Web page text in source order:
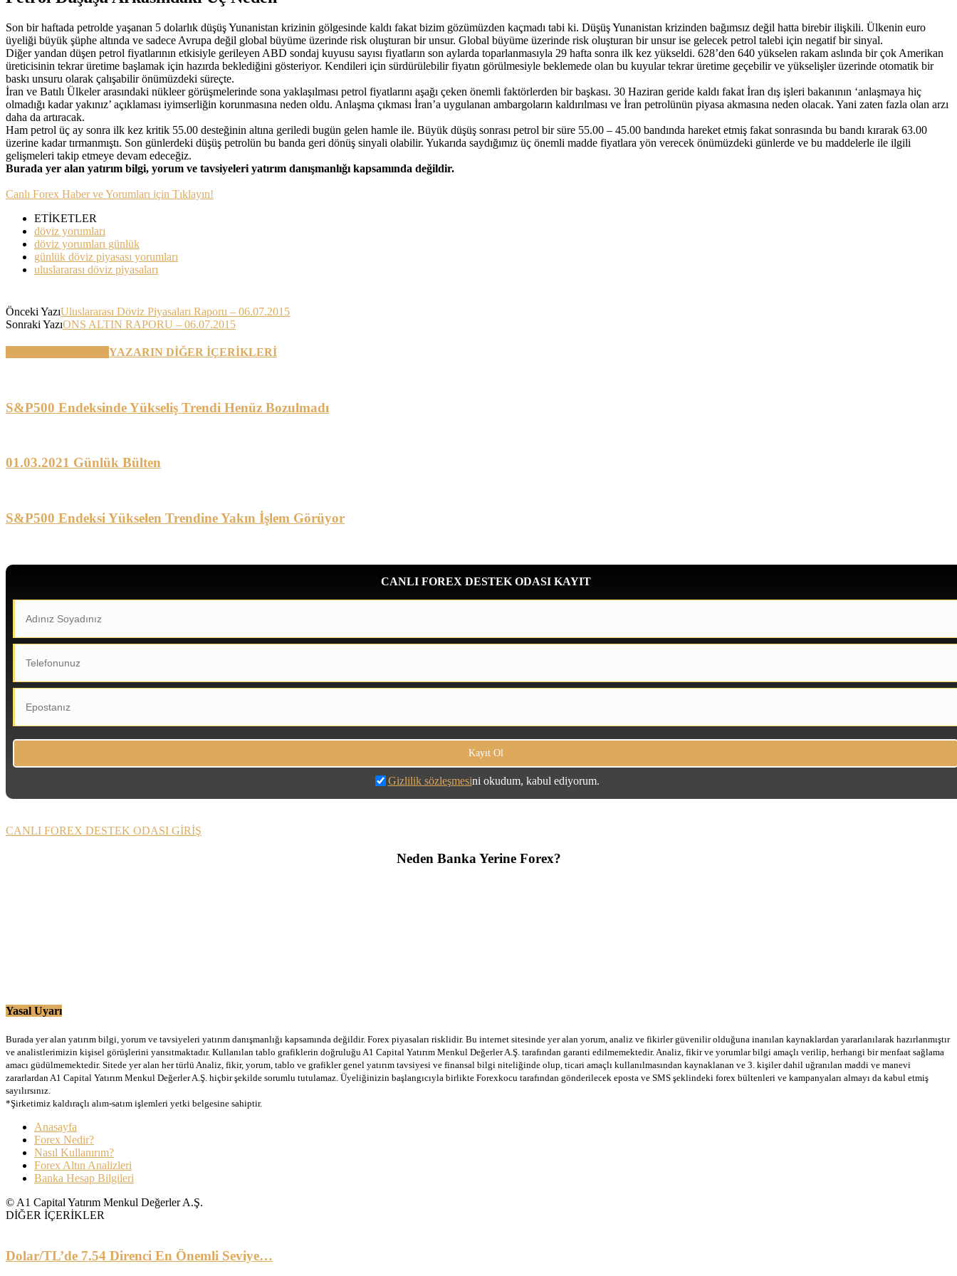
Son bir haftada petrolde yaşanan 5 dolarlık düşüş Yunanistan krizinin gölgesinde kaldı fakat bizim gözümüzden kaçmadı tabi ki. Düşüş Yunanistan krizinden bağımsız değil hatta birebir ilişkili. Ülkenin euro
üyeliği büyük şüphe altında ve sadece Avrupa değil global büyüme üzerinde risk oluşturan bir unsur. Global büyüme üzerinde risk oluşturan bir unsur ise gelecek petrol talebi için negatif bir sinyal.
Diğer yandan düşen petrol fiyatlarının etkisiyle gerileyen ABD sondaj kuyusu sayısı fiyatların son aylarda toparlanmasıyla 29 hafta sonra ilk kez yükseldi. 628’den 640 yükselen rakam aslında bir çok Amerikan
üreticisinin tekrar üretime başlamak için hazırda beklediğini gösteriyor. Kendileri için sürdürülebilir fiyatın görülmesiyle beklemede olan bu kuyular tekrar üretime geçebilir ve yükselişler üzerinde otomatik bir
baskı unsuru olarak çalışabilir önümüzdeki süreçte.
İran ve Batılı Ülkeler arasındaki nükleer görüşmelerinde sona yaklaşılması petrol fiyatlarını aşağı çeken önemli faktörlerden bir başkası. 30 Haziran geride kaldı fakat İran dış işleri bakanının ‘anlaşmaya hiç
olmadığı kadar yakınız’ açıklaması iyimserliğin korunmasına neden oldu. Anlaşma çıkması İran’a uygulanan ambargoların kaldırılması ve İran petrolünün piyasa akmasına neden olacak. Yani zaten fazla olan arzı
daha da artıracak.
Ham petrol üç ay sonra ilk kez kritik 55.00 desteğinin altına geriledi bugün gelen hamle ile. Büyük düşüş sonrası petrol bir süre 55.00 – 45.00 bandında hareket etmiş fakat sonrasında bu bandı kırarak 63.00
üzerine kadar tırmanmıştı. Son günlerdeki düşüş petrolün bu banda geri dönüş sinyali olabilir. Yukarıda saydığımız üç önemli madde fiyatlara yön verecek önümüzdeki günlerde ve bu maddelerle ile ilgili
gelişmeleri takip etmeye devam edeceğiz.
Burada yer alan yatırım bilgi, yorum ve tavsiyeleri yatırım danışmanlığı kapsamında değildir.
Canlı Forex Haber ve Yorumları için Tıklayın!
ETİKETLER
döviz yorumları
döviz yorumları günlük
günlük döviz piyasası yorumları
uluslararası döviz piyasaları
Önceki YazıUluslararası Döviz Piyasaları Raporu – 06.07.2015
Sonraki YazıONS ALTIN RAPORU – 06.07.2015
YAZARIN DİĞER İÇERİKLERİ
S&P500 Endeksinde Yükseliş Trendi Henüz Bozulmadı
01.03.2021 Günlük Bülten
S&P500 Endeksi Yükselen Trendine Yakın İşlem Görüyor
CANLI FOREX DESTEK ODASI KAYIT
Gizlilik sözleşmesini okudum, kabul ediyorum.
CANLI FOREX DESTEK ODASI GİRİŞ
Neden Banka Yerine Forex?
Yasal Uyarı
Burada yer alan yatırım bilgi, yorum ve tavsiyeleri yatırım danışmanlığı kapsamında değildir. Forex piyasaları risklidir. Bu internet sitesinde yer alan yorum, analiz ve fikirler güvenilir olduğuna inanılan kaynaklardan yararlanılarak hazırlanmıştır
ve analistlerimizin kişisel görüşlerini yansıtmaktadır. Kullanılan tablo grafiklerin doğruluğu A1 Capital Yatırım Menkul Değerler A.Ş. tarafından garanti edilmemektedir. Analiz, fikir ve yorumlar bilgi amaçlı verilip, herhangi bir menfaat sağlama
amacı güdülmemektedir. Sitede yer alan her türlü Analiz, fikir, yorum, tablo ve grafikler genel yatırım tavsiyesi ve finansal bilgi niteliğinde olup, ticari amaçlı kullanılmasından kaynaklanan ve 3. kişiler dahil uğranılan maddi ve manevi
zararlardan A1 Capital Yatırım Menkul Değerler A.Ş. hiçbir şekilde sorumlu tutulamaz. Üyeliğinizin başlangıcıyla birlikte Forexkocu tarafından gönderilecek eposta ve SMS şeklindeki forex bültenleri ve kampanyaları almayı da kabul etmiş
sayılırsınız.
*Şirketimiz kaldıraçlı alım-satım işlemleri yetki belgesine sahiptir.
Anasayfa
Forex Nedir?
Nasıl Kullanırım?
Forex Altın Analizleri
Banka Hesap Bilgileri
© A1 Capital Yatırım Menkul Değerler A.Ş.
DİĞER İÇERİKLER
Dolar/TL’de 7.54 Direnci En Önemli Seviye…